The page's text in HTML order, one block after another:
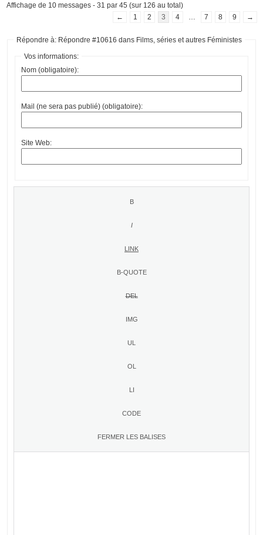
Affichage de 10 messages - 31 par 45 (sur 126 au total)
←
1 2 3 4 7 8 9 →
Répondre à: Répondre #10616 dans Films, séries et autres Féministes
Vos informations:
Nom (obligatoire):
Mail (ne sera pas publié) (obligatoire):
Site Web: